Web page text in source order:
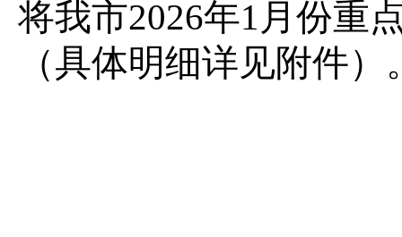
将我市2026年1月份重
（具体明细详见附件）